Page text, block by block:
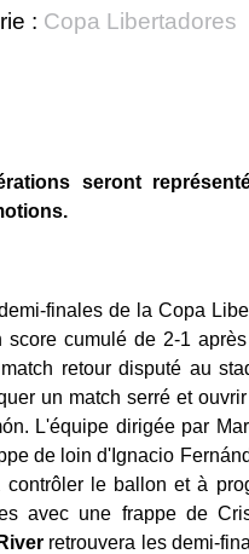
: Copa Libertadores
seront
finales de la Copa
cumulé de 2-1
retour disputé au
un match serré et
L'équipe dirigée par
de loin d'Ignacio
le ballon et à
avec une frappe de
River retrouvera les demi-